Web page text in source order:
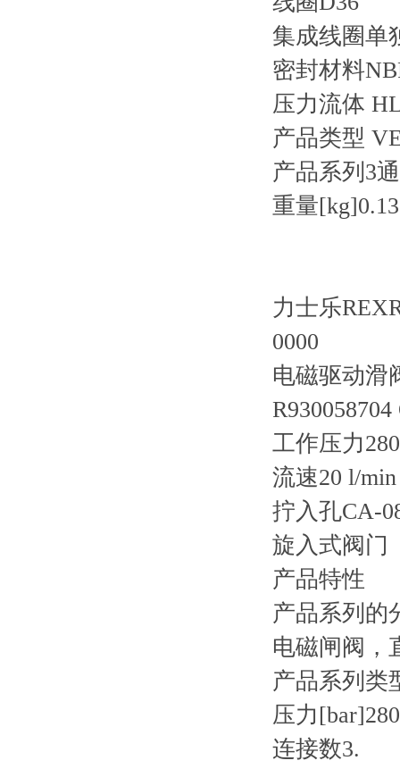
集成线圈单
密封材料
压力流体
产品类型
产品系列3通
重量[kg]0.13
力士乐
0000
电磁驱动滑
工作压力
流速20 l/
拧入孔CA-
旋入式阀门
产品特性
产品系列的
电磁闸阀，
产品系列类
压力[bar]280
连接数3.